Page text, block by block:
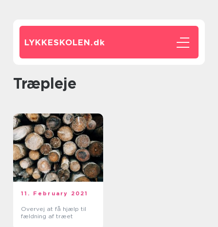
LYKKESKOLEN.dk
træpleje
11. February 2021
Overvej at få hjælp til
fældning af træet